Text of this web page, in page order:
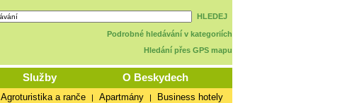
HLEDEJ
Podrobné hledávání v kategoriích
Hledání přes GPS mapu
Služby O Beskydech
Agroturistika a ranče | Apartmány | Business hotely